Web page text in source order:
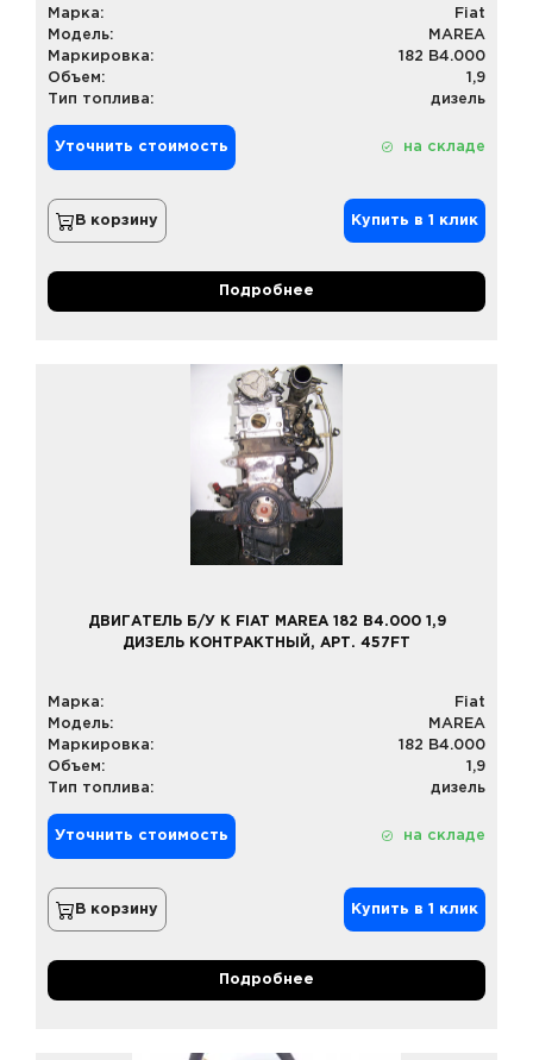
Марка:
Fiat
Модель:
MAREA
Маркировка:
182 B4.000
Объем:
1,9
Тип топлива:
дизель
Уточнить стоимость на складе
В корзину Купить в 1 клик
Подробнее
ДВИГАТЕЛЬ Б/У К FIAT MAREA 182 B4.000 1,9
ДИЗЕЛЬ КОНТРАКТНЫЙ, АРТ. 457FT
Марка:
Fiat
Модель:
MAREA
Маркировка:
182 B4.000
Объем:
1,9
Тип топлива:
дизель
Уточнить стоимость на складе
В корзину Купить в 1 клик
Подробнее